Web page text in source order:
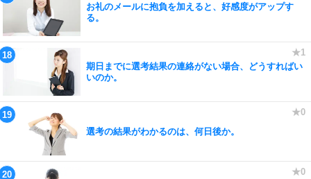
お礼のメールに抱負を加えると、好感度がアップす
る。
期日までに選考結果の連絡がない場合、どうすればい
いのか。
選考の結果がわかるのは、何日後か。